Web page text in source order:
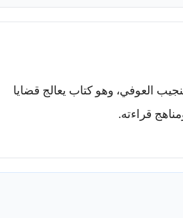
العوفي، وهو كتاب يعالج قضايا
قراءته.